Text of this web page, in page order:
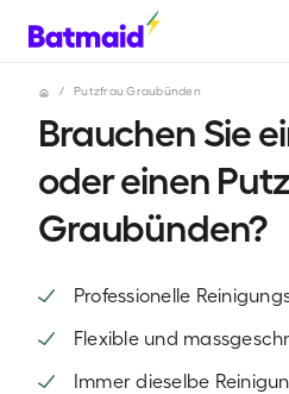
/ Putzfrau Graubünden
Brauchen Sie
oder einen
Graubünden?
Professionelle
Flexible und
Immer dieselbe